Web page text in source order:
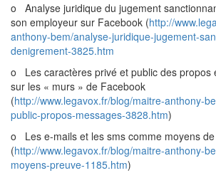
o Analyse juridique du jugement
son employeur sur Facebook (http://
anthony-bem/analyse-juridique-jugement-
denigrement-3825.htm
o Les caractères privé et public des propos
sur les « murs » de Facebook
(http://www.legavox.fr/blog/maitre-anthony-
public-propos-messages-3828.htm)
o Les e-mails et les sms comme moyens
(http://www.legavox.fr/blog/maitre-anthony-
moyens-preuve-1185.htm)